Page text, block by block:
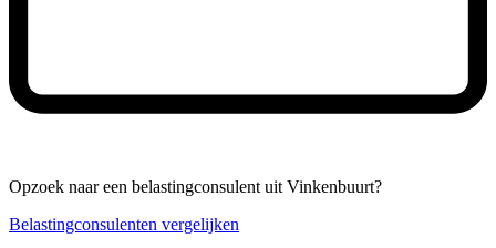
Opzoek naar een belastingconsulent uit Vinkenbuurt?
Belastingconsulenten vergelijken